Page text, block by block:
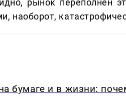
рынок переполнен
наоборот,
бумаге и в жизни: